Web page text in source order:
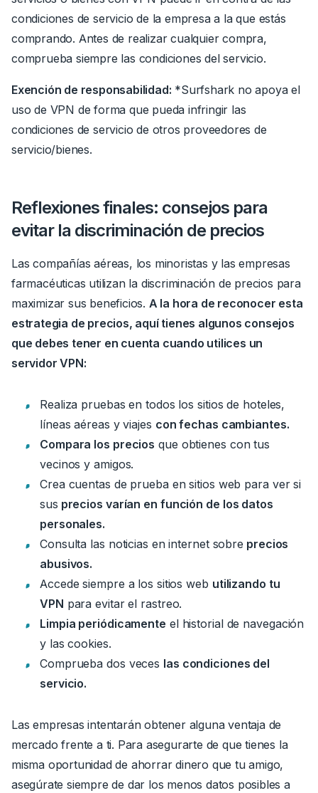
condiciones de servicio de la empresa a la que estás
comprando. Antes de realizar cualquier compra,
comprueba siempre las condiciones del servicio.
Exención de responsabilidad: *Surfshark no apoya el
uso de VPN de forma que pueda infringir las
condiciones de servicio de otros proveedores de
servicio/bienes.
Reflexiones finales: consejos para
evitar la discriminación de precios
Las compañías aéreas, los minoristas y las empresas
farmacéuticas utilizan la discriminación de precios para
maximizar sus beneficios. A la hora de reconocer esta
estrategia de precios, aquí tienes algunos consejos
que debes tener en cuenta cuando utilices un
servidor VPN:
Realiza pruebas en todos los sitios de hoteles,
líneas aéreas y viajes con fechas cambiantes.
Compara los precios que obtienes con tus
vecinos y amigos.
Crea cuentas de prueba en sitios web para ver si
sus precios varían en función de los datos
personales.
Consulta las noticias en internet sobre precios
abusivos.
Accede siempre a los sitios web utilizando tu
VPN para evitar el rastreo.
Limpia periódicamente el historial de navegación
y las cookies.
Comprueba dos veces las condiciones del
servicio.
Las empresas intentarán obtener alguna ventaja de
mercado frente a ti. Para asegurarte de que tienes la
misma oportunidad de ahorrar dinero que tu amigo,
asegúrate siempre de dar los menos datos posibles a